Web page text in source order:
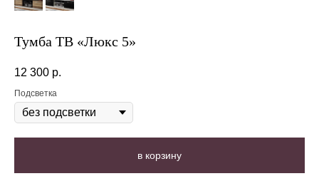
Тумба ТВ «Люкс 5»
12 300 р.
Подсветка
в корзину